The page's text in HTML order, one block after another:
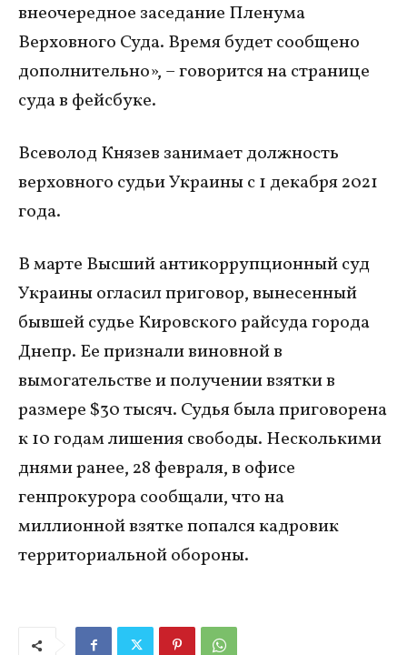
внеочередное заседание Пленума
Верховного Суда. Время будет сообщено
дополнительно», – говорится на странице
суда в фейсбуке.
Всеволод Князев занимает должность
верховного судьи Украины с 1 декабря 2021
года.
В марте Высший антикоррупционный суд
Украины огласил приговор, вынесенный
бывшей судье Кировского райсуда города
Днепр. Ее признали виновной в
вымогательстве и получении взятки в
размере $30 тысяч. Судья была приговорена
к 10 годам лишения свободы. Несколькими
днями ранее, 28 февраля, в офисе
генпрокурора сообщали, что на
миллионной взятке попался кадровик
территориальной обороны.